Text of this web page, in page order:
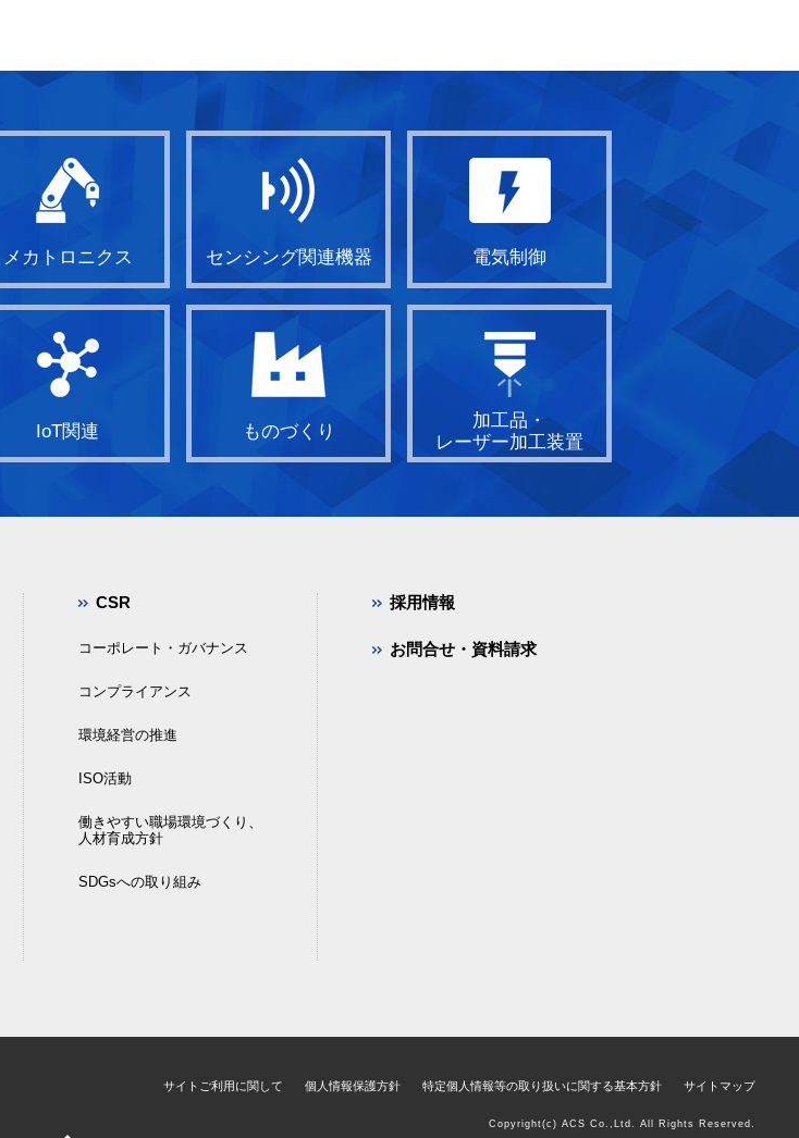
メカトロニクス センシング関連機器 電気制御
IoT関連 ものづくり
加工品・
レーザー加工装置
CSR
コーポレート・ガバナンス
コンプライアンス
環境経営の推進
ISO活動
働きやすい職場環境づくり、
人材育成方針
SDGsへの取り組み
採用情報
お問合せ・資料請求
サイトご利用に関して 個人情報保護方針 特定個人情報等の取り扱いに関する基本方針 サイトマップ
Copyright(c) ACS Co.,Ltd. All Rights Reserved.